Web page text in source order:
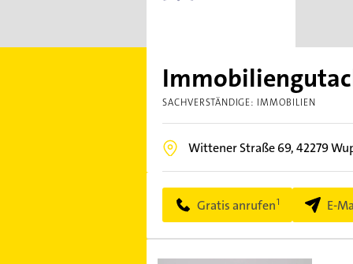
SACHVERSTÄNDIGE: IMMOBILIEN
Wittener Straße 69,42279
Gratis anrufen E-